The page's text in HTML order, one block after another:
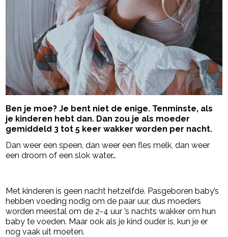
Ben je moe? Je bent niet de enige. Tenminste, als
je kinderen hebt dan. Dan zou je als moeder
gemiddeld 3 tot 5 keer wakker worden per nacht.
Dan weer een speen, dan weer een fles melk, dan weer
een droom of een slok water…
Met kinderen is geen nacht hetzelfde. Pasgeboren baby’s
hebben voeding nodig om de paar uur, dus moeders
worden meestal om de 2-4 uur ’s nachts wakker om hun
baby te voeden. Maar ook als je kind ouder is, kun je er
nog vaak uit moeten.